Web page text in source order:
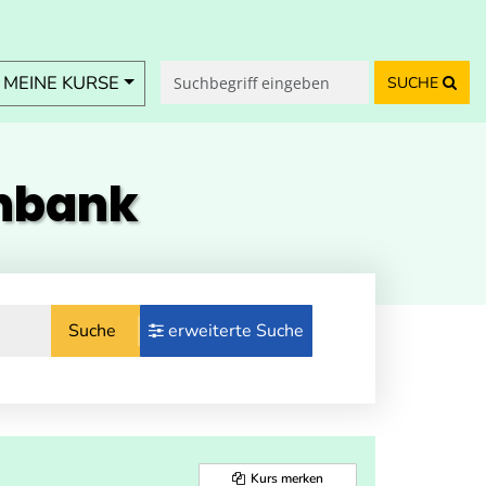
KURSE SUCHE
Suche erweiterte Suche
Kurs merken